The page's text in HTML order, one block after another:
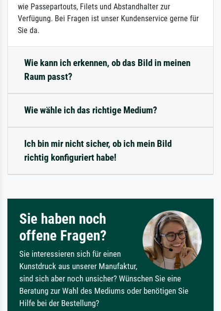
wie Passepartouts, Filets und Abstandhalter zur
Verfügung. Bei Fragen ist unser Kundenservice gerne für
Sie da.
Wie kann ich erkennen, ob das Bild in meinen
Raum passt?
Wie wähle ich das richtige Medium?
Ich bin mir nicht sicher, ob ich mein Bild
richtig konfiguriert habe!
Sie haben noch
offene Fragen?
Sie interessieren sich für einen
Kunstdruck aus unserer Manufaktur,
sind sich aber noch unsicher? Wünschen Sie eine
Beratung zur Wahl des Mediums oder benötigen Sie
Hilfe bei der Bestellung?